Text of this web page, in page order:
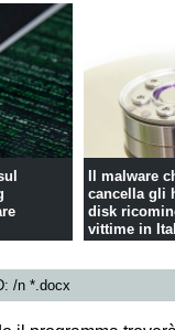
Il malware
cancella gli
disk
vittime in
/n *.docx